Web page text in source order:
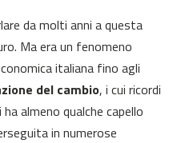
da molti anni a questa
Ma era un fenomeno
italiana fino agli
del cambio, i cui ricordi
almeno qualche capello
in numerose